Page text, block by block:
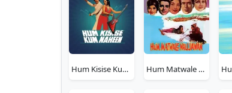
Hum Kisise Kum Naheen Hum Matwale Naujawan